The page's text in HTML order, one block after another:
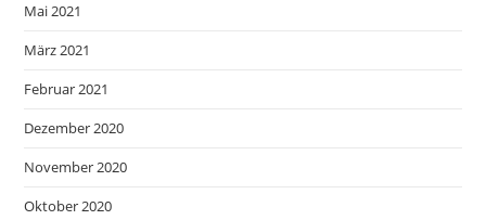
Mai 2021
März 2021
Februar 2021
Dezember 2020
November 2020
Oktober 2020